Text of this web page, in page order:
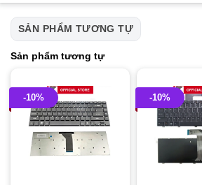
SẢN PHẨM TƯƠNG TỰ
Sản phẩm tương tự
-10% -10%